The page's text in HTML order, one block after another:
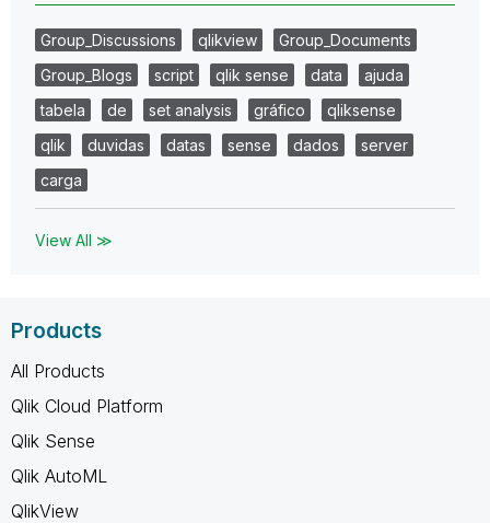
Group_Discussions qlikview
Group_Documents
Group_Blogs
script qlik sense data
ajuda
tabela
de set analysis gráfico
qliksense
qlik
duvidas datas sense dados
server
carga
View All ≫
Products
All Products
Qlik Cloud Platform
Qlik Sense
Qlik AutoML
QlikView